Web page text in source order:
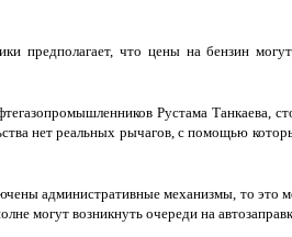
предполагает, что цены на бензин
Рустама Танкаева,
нет реальных рычагов, с помощью
административные механизмы, то это
могут возникнуть очереди на